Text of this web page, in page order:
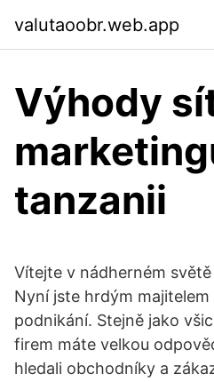
valutaoobr.web.app
Výhody
tanzanii
Vítejte v nádherném
Nyní jste hrdým
podnikání. Stejně jako
firem máte velkou
hledali obchodníky a